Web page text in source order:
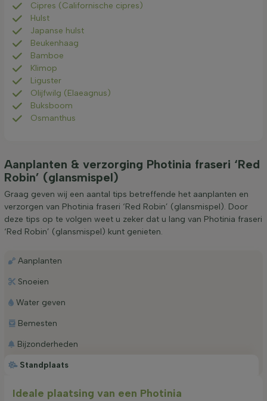
Cipres (Californische cipres)
Hulst
Japanse hulst
Beukenhaag
Bamboe
Klimop
Liguster
Olijfwilg (Elaeagnus)
Buksboom
Osmanthus
Aanplanten & verzorging Photinia fraseri ‘Red
Robin’ (glansmispel)
Graag geven wij een aantal tips betreffende het aanplanten en
verzorgen van Photinia fraseri ‘Red Robin’ (glansmispel). Door
deze tips op te volgen weet u zeker dat u lang van Photinia fraseri
‘Red Robin’ (glansmispel) kunt genieten.
Standplaats
Aanplanten
Snoeien
Water geven
Bemesten
Bijzonderheden
Ideale plaatsing van een Photinia